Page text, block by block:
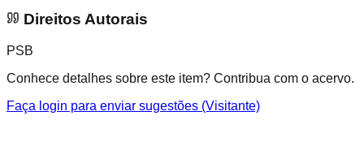
Direitos Autorais
PSB
Conhece detalhes sobre este item? Contribua com o acervo.
Faça login para enviar sugestões (Visitante)